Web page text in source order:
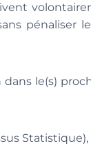
pénaliser
le(s)
Statistique),